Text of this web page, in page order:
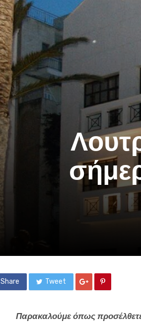
Share Tweet
Παρακαλούμε όπως